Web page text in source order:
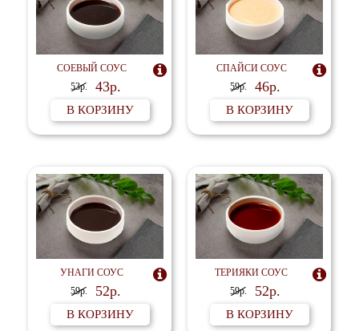
СОЕВЫЙ СОУС 
53р. 43р.
В КОРЗИНУ
СПАЙСИ СОУС 
59р. 46р.
В КОРЗИНУ
УНАГИ СОУС 
59р. 52р.
В КОРЗИНУ
ТЕРИЯКИ СОУС 
59р. 52р.
В КОРЗИНУ